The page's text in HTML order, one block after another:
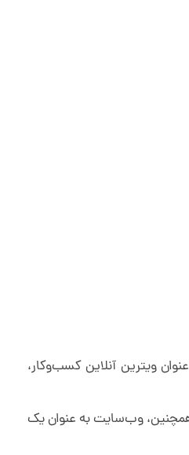
ویترین آنلاین کسب‌وکار،
کنند. همچنین، وب‌سایت به عنوان یک